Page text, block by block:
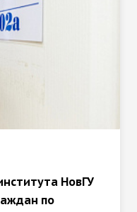
НовГУ
по